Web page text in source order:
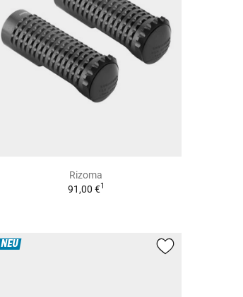
Rizoma
91,00 €1
NEU